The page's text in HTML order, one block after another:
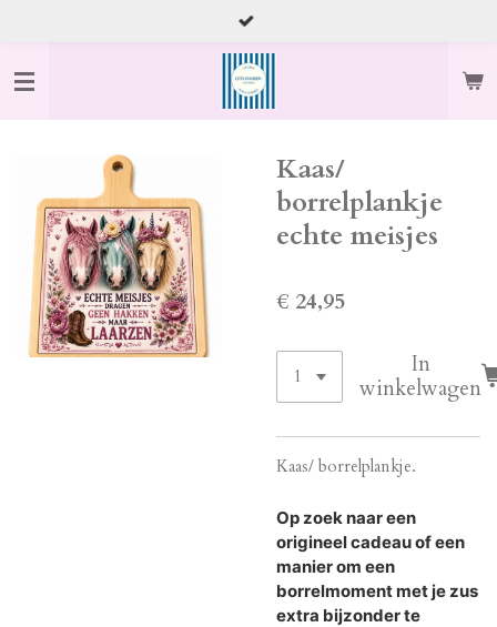
naar
de
hoofdinhoud
Kaas/
borrelplankje
echte meisjes
€ 24,95
In
winkelwagen
Kaas/ borrelplankje.
Op zoek naar een
origineel cadeau of een
manier om een
borrelmoment met je zus
extra bijzonder te